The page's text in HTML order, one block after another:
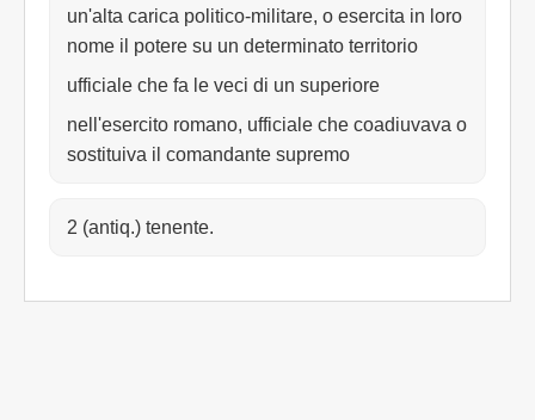
un'alta carica politico-militare, o esercita in loro
nome il potere su un determinato territorio
ufficiale che fa le veci di un superiore
nell'esercito romano, ufficiale che coadiuvava o
sostituiva il comandante supremo
2 (antiq.) tenente.